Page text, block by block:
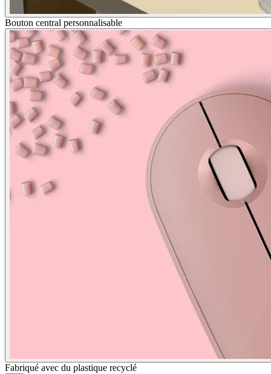
Bouton central personnalisable
Fabriqué avec du plastique recyclé